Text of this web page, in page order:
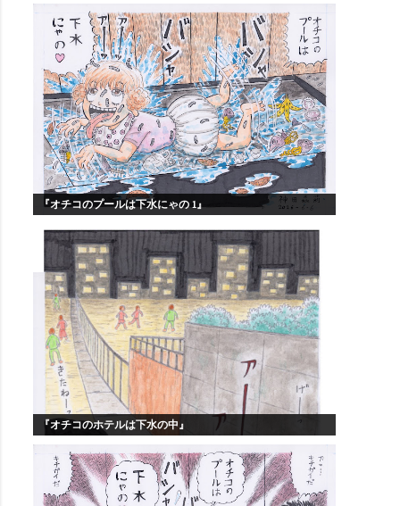
『オチコのプールは下水にゃの 1』
『オチコのホテルは下水の中』